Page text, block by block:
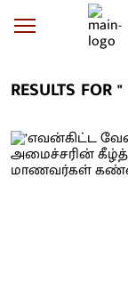
RESULTS FOR "